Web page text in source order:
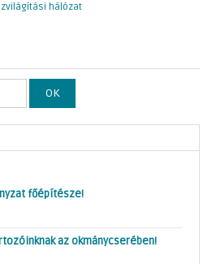
hálózat
OK
főépítésze!
az okmánycserében!